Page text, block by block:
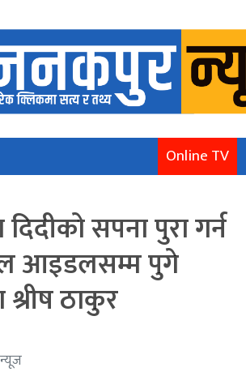
Online TV
सपना पुरा गर्न
आइडलसम्म पुगे
ठाकुर